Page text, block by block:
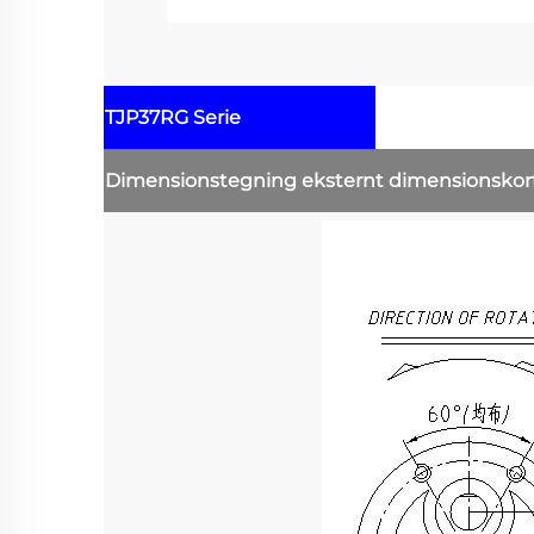
TJP37RG Serie
Dimensionstegning eksternt